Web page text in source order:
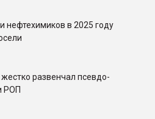
нефтехимиков в 2025 году
развенчал псевдо-
РОП